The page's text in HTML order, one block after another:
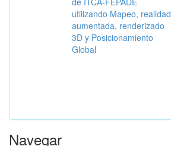
utilizando Mapeo, realidad
aumentada, renderizado
3D y Posicionamiento
Global
Navegar